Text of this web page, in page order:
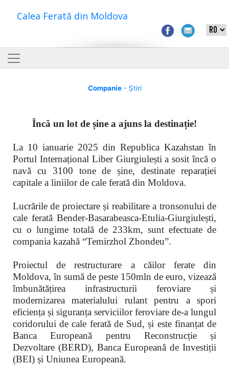
Calea Ferată din Moldova
Companie- Știri
Încă un lot de șine a ajuns la destinație!
La 10 ianuarie 2025 din Republica Kazahstan în
Portul Internațional Liber Giurgiulești a sosit încă o
navă cu 3100 tone de șine, destinate reparației
capitale a liniilor de cale ferată din Moldova.
Lucrările de proiectare și reabilitare a tronsonului de
cale ferată Bender-Basarabeasca-Etulia-Giurgiulești,
cu o lungime totală de 233km, sunt efectuate de
compania kazahă “Temirzhol Zhondeu”.
Proiectul de restructurare a căilor ferate din
Moldova, în sumă de peste 150mln de euro, vizează
îmbunătățirea infrastructurii feroviare și
modernizarea materialului rulant pentru a spori
eficiența și siguranța serviciilor feroviare de-a lungul
coridorului de cale ferată de Sud, și este finanțat de
Banca Europeană pentru Reconstrucție și
Dezvoltare (BERD), Banca Europeană de Investiții
(BEI) și Uniunea Europeană.